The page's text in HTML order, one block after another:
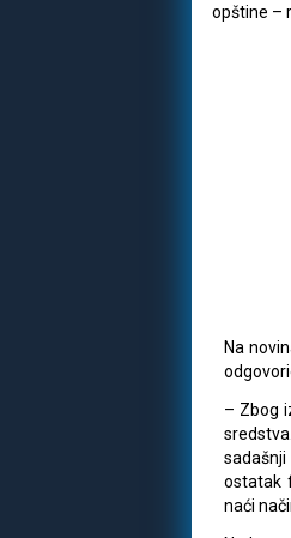
opštine –
Na
– Zbog
ostatak
naći